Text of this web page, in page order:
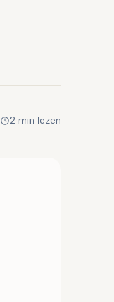
2 min lezen